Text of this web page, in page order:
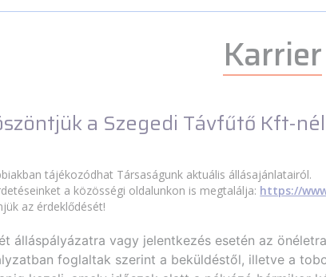
Karrier
a Szegedi Távfűtő Kft-
tájékozódhat Társaságunk aktuális állásajánlatairól.
a közösségi oldalunkon is megtalálja: https://
az érdeklődését!
álláspályázatra vagy jelentkezés esetén az
foglaltak szerint a beküldéstől, illetve a